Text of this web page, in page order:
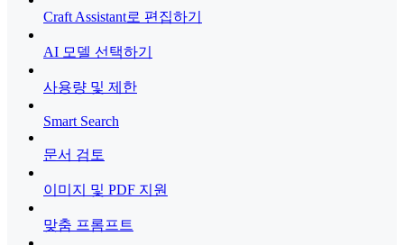
Craft Assistant로 편집하기
AI 모델 선택하기
사용량 및 제한
Smart Search
문서 검토
이미지 및 PDF 지원
맞춤 프롬프트